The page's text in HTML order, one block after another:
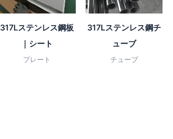
317Lステンレス鋼板
｜シート
プレート
317Lステンレス鋼チ
ューブ
チューブ